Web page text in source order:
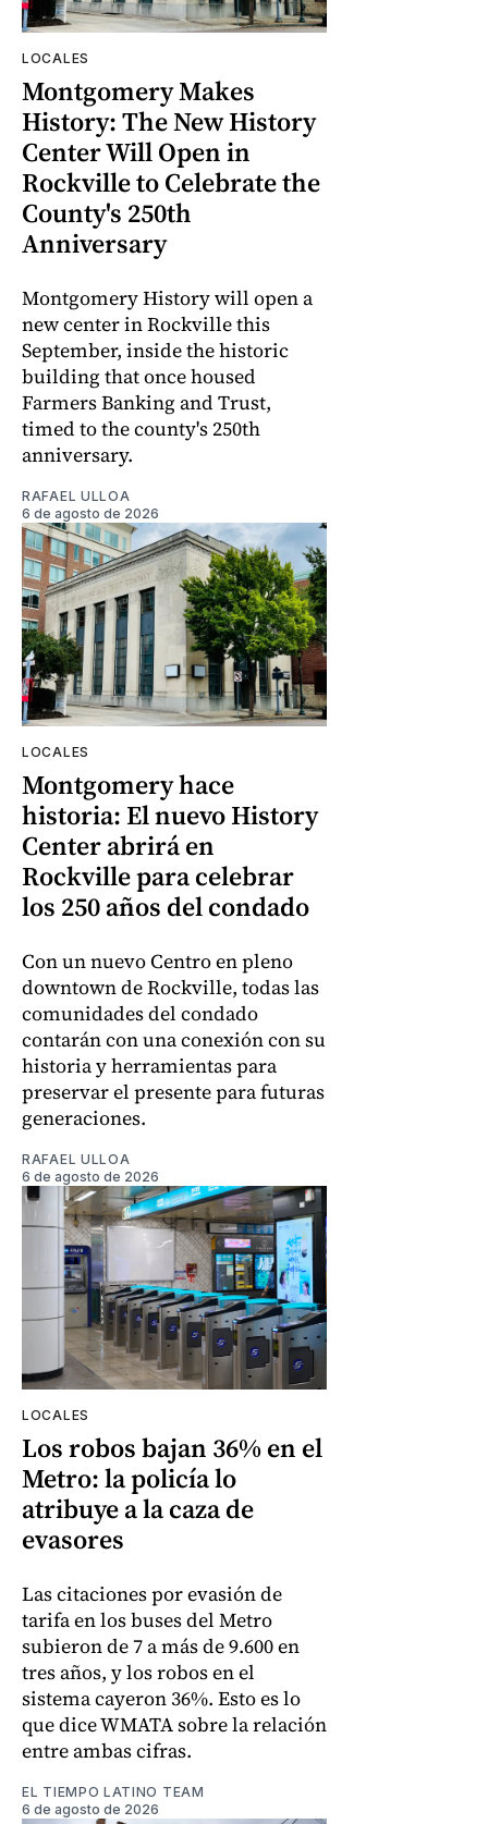
LOCALES
Montgomery Makes
History: The New History
Center Will Open in
Rockville to Celebrate the
County's 250th
Anniversary
Montgomery History will open a
new center in Rockville this
September, inside the historic
building that once housed
Farmers Banking and Trust,
timed to the county's 250th
anniversary.
RAFAEL ULLOA
6 de agosto de 2026
LOCALES
Montgomery hace
historia: El nuevo History
Center abrirá en
Rockville para celebrar
los 250 años del condado
Con un nuevo Centro en pleno
downtown de Rockville, todas las
comunidades del condado
contarán con una conexión con su
historia y herramientas para
preservar el presente para futuras
generaciones.
RAFAEL ULLOA
6 de agosto de 2026
LOCALES
Los robos bajan 36% en el
Metro: la policía lo
atribuye a la caza de
evasores
Las citaciones por evasión de
tarifa en los buses del Metro
subieron de 7 a más de 9.600 en
tres años, y los robos en el
sistema cayeron 36%. Esto es lo
que dice WMATA sobre la relación
entre ambas cifras.
EL TIEMPO LATINO TEAM
6 de agosto de 2026